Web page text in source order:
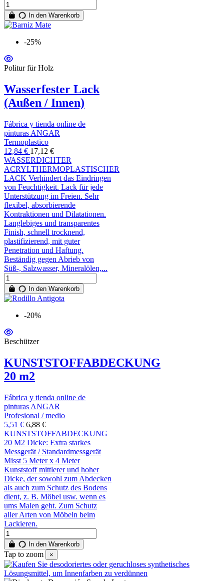
In den Warenkorb
-25%
Politur für Holz
Wasserfester Lack
(Außen / Innen)
Fábrica y tienda online de
pinturas ANGAR
Termoplastico
12,84 € 17,12 €
WASSERDICHTER
ACRYLTHERMOPLASTISCHER
LACK Verhindert das Eindringen
von Feuchtigkeit. Lack für jede
Unterstützung im Freien. Sehr
flexibel, absorbierende
Kontraktionen und Dilatationen.
Langlebiges und transparentes
Finish, schnell trocknend,
plastifizierend, mit guter
Penetration und Haftung.
Beständig gegen Abrieb von
Süß-, Salzwasser, Mineralölen,...
In den Warenkorb
-20%
Beschützer
KUNSTSTOFFABDECKUNG
20 m2
Fábrica y tienda online de
pinturas ANGAR
Profesional / medio
5,51 € 6,88 €
KUNSTSTOFFABDECKUNG
20 M2 Dicke: Extra starkes
Messgerät / Standardmessgerät
Misst 5 Meter x 4 Meter
Kunststoff mittlerer und hoher
Dicke, der sowohl zum Abdecken
als auch zum Schutz des Bodens
dient, z. B. Möbel usw. wenn es
ums Malen geht. Zum Schutz
aller Arten von Möbeln beim
Lackieren.
In den Warenkorb
Tap to zoom ×